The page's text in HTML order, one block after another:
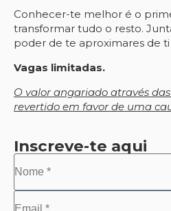
Conhecer-te melhor é o
transformar tudo o resto.
poder de te aproximares de
Vagas limitadas.
O valor angariado através
revertido em favor de uma
Inscreve-te aqui